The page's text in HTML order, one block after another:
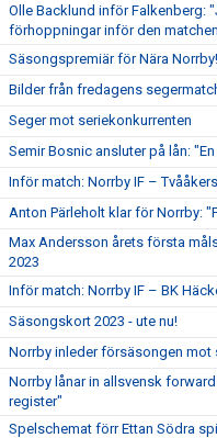
Olle Backlund inför Falkenberg:
förhoppningar inför den
Säsongspremiär för Nära Norrby!
Bilder från fredagens
Seger mot seriekonkurrenten
Semir Bosnic ansluter på lån:
Inför match: Norrby IF –
Anton Pärleholt klar för Norrby:
Max Andersson årets första
2023
Inför match: Norrby IF – BK
Säsongskort 2023 - ute nu!
Norrby inleder försäsongen mot
Norrby lånar in allsvensk
register"
Spelschemat förr Ettan Södra